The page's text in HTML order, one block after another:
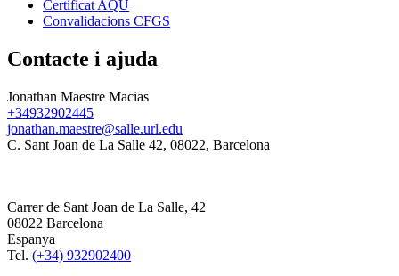
Certificat AQU
Convalidacions CFGS
Contacte i ajuda
Jonathan Maestre Macias
+34932902445
jonathan.maestre@salle.url.edu
C. Sant Joan de La Salle 42, 08022, Barcelona
Carrer de Sant Joan de La Salle, 42
08022 Barcelona
Espanya
Tel. (+34) 932902400